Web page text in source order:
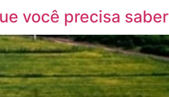
você precisa